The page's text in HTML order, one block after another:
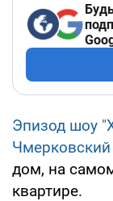
Эпизод шоу
дом, на
квартире.